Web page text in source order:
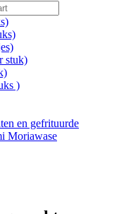
stuk)
)
en gefrituurde
Moriawase